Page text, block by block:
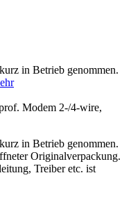
in Betrieb genommen.
Modem 2-/4-wire,
in Betrieb genommen.
Originalverpackung.
Treiber etc. ist